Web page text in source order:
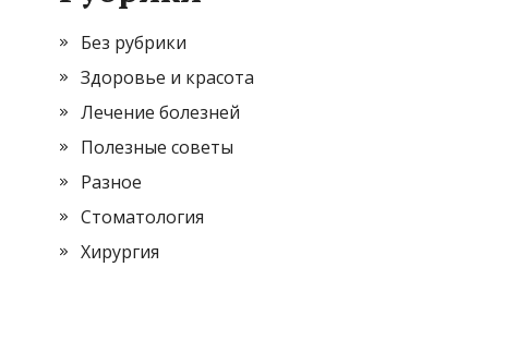
Без рубрики
Здоровье и красота
Лечение болезней
Полезные советы
Разное
Стоматология
Хирургия